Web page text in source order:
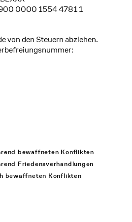
0000 1554 4781 1
von den Steuern abziehen.
bewaffneten Konflikten
Friedens­verhandlungen
bewaffneten Konflikten